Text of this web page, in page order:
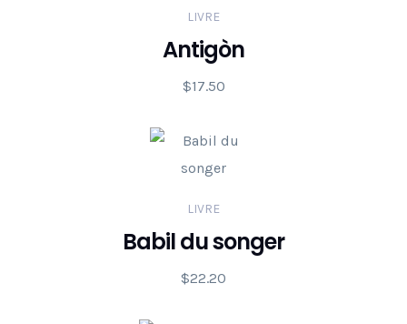
LIVRE
Antigòn
$17.50
LIVRE
Babil du songer
$22.20